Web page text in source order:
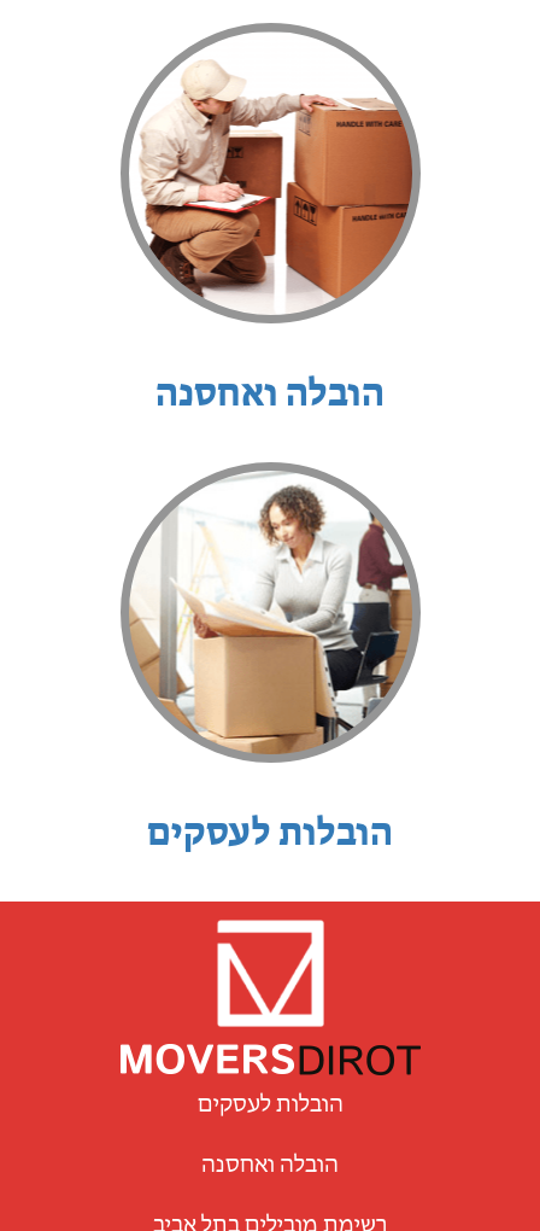
הובלה ואחסנה
הובלות לעסקים
הובלות לעסקים
הובלה ואחסנה
רשימת מובילים בתל אביב